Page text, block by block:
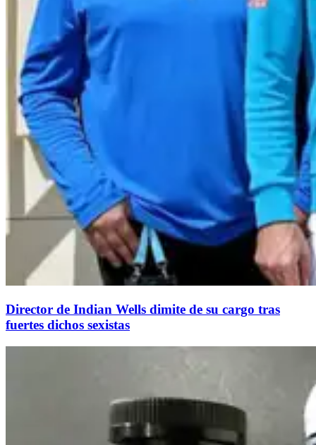
Director de Indian Wells dimite de su cargo tras
fuertes dichos sexistas